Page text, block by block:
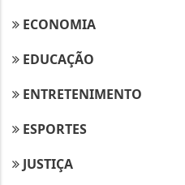
ECONOMIA
EDUCAÇÃO
ENTRETENIMENTO
ESPORTES
JUSTIÇA